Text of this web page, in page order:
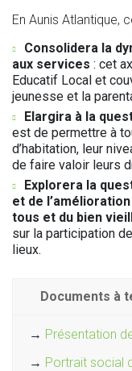
En Aunis Atlantique,
Consolidera la
aux services : cet
Educatif Local et
jeunesse et la
Elargira à la
est de permettre à
d’habitation, leur
de faire valoir leurs
Explorera la
et de
tous et du bien
sur la participation
lieux.
Documents à
→ Présentation
→ Portrait social